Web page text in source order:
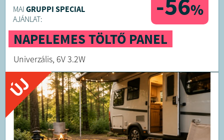
-56%
MAI GRUPPI SPECIAL
AJÁNLAT:
NAPELEMES TÖLTŐ PANEL
Univerzális, 6V 3.2W
ÚJ